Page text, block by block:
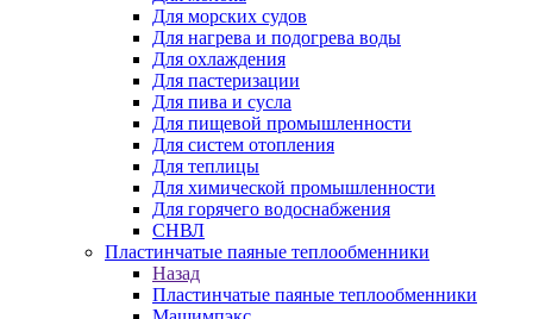
Для морских судов
Для нагрева и подогрева воды
Для охлаждения
Для пастеризации
Для пива и сусла
Для пищевой промышленности
Для систем отопления
Для теплицы
Для химической промышленности
Для горячего водоснабжения
СНВЛ
Пластинчатые паяные теплообменники
Назад
Пластинчатые паяные теплообменники